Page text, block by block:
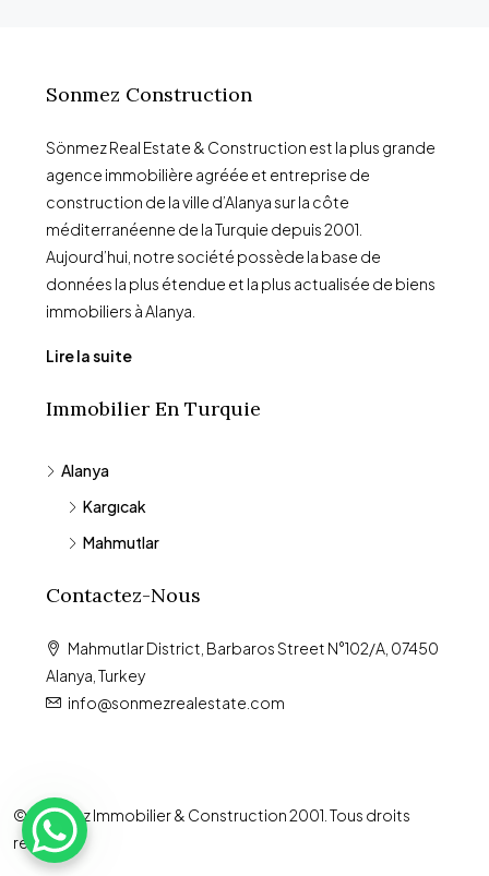
Sonmez Construction
Sönmez Real Estate & Construction est la plus grande
agence immobilière agréée et entreprise de
construction de la ville d’Alanya sur la côte
méditerranéenne de la Turquie depuis 2001.
Aujourd’hui, notre société possède la base de
données la plus étendue et la plus actualisée de biens
immobiliers à Alanya.
Lire la suite
Immobilier En Turquie
Alanya
Kargıcak
Mahmutlar
Contactez-Nous
Mahmutlar District, Barbaros Street N°102/A, 07450
Alanya, Turkey
info@sonmezrealestate.com
© Sönmez Immobilier & Construction 2001. Tous droits
réservés.